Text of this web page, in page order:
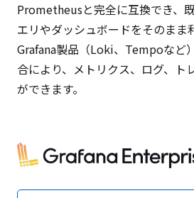
Prometheusと完全に互換でき、
エリやダッシュボードをそのまま
Grafana製品（Loki、Tempoなど
合により、メトリクス、ログ、ト
ができます。